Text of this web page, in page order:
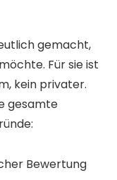
gemacht,
Für sie ist
kein privater.
gesamte
Bewertung